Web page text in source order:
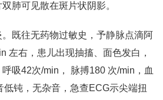
肺可见散在斑片状阴影。
既往无药物过敏史，予静脉点滴阿
左右，患儿出现抽搐、面色发白，
吸42次/min， 脉搏180 次/min，血
低钝，无杂音，急查ECG示尖端扭